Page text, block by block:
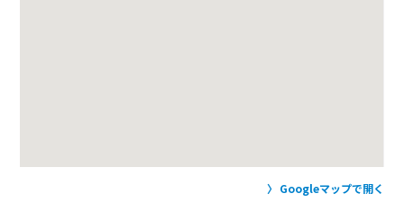
Googleマップで開く